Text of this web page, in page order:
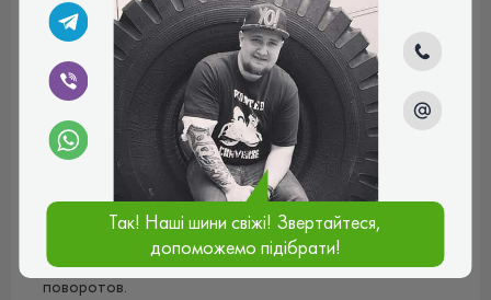
Беговая дорожка протекторного рисунка состоит из
двух монолитных продольных ребер. Такая
конструкция, во-первых, гарантирует отличный
показатель курсовой устойчивости при движении, а во-
вторых, создает максимально большое контактное
пятно между шиной и дорогой. В результате
демонстрируются превосходные тягово-сцепные и
тормозные свойства, как на сухом, так и на мокром
асфальте. В плечевых зонах расположены закругленные
прямоугольные блоки повышенной жесткости,
отвечающие за стабильный показатель сцепления с
дорогой при маневрировании и прохождении сложных
поворотов.
Так! Наші шини свіжі! Звертайтеся,
допоможемо підібрати!